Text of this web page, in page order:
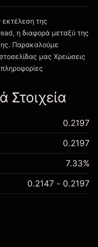
της
η διαφορά μεταξύ της
Παρακαλούμε
μας Χρεώσεις
Στοιχεία
0.2197
0.2197
7.33%
0.2147 - 0.2197